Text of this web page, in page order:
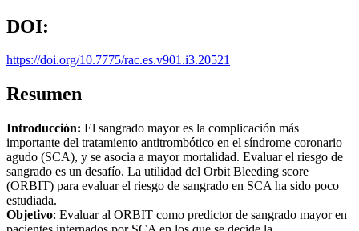
DOI:
https://doi.org/10.7775/rac.es.v901.i3.20521
Resumen
Introducción: El sangrado mayor es la complicación más
importante del tratamiento antitrombótico en el síndrome coronario
agudo (SCA), y se asocia a mayor mortalidad. Evaluar el riesgo de
sangrado es un desafío. La utilidad del Orbit Bleeding score
(ORBIT) para evaluar el riesgo de sangrado en SCA ha sido poco
estudiada.
Objetivo: Evaluar al ORBIT como predictor de sangrado mayor en